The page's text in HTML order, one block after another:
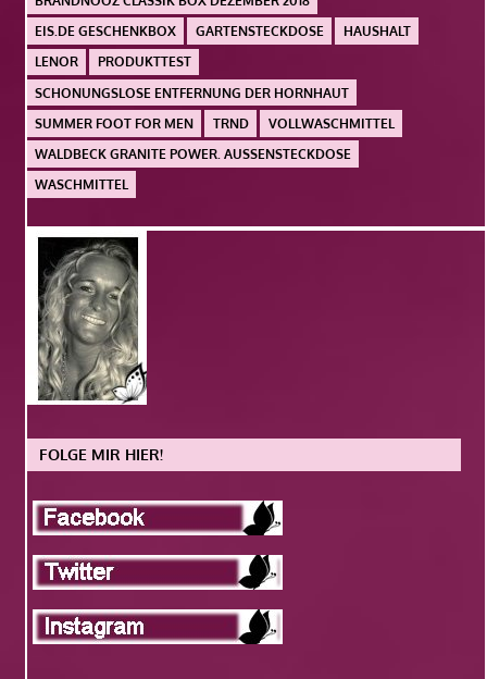
EIS.DE GESCHENKBOX
GARTENSTECKDOSE
HAUSHALT
LENOR
PRODUKTTEST
SCHONUNGSLOSE ENTFERNUNG DER HORNHAUT
SUMMER FOOT FOR MEN
TRND
VOLLWASCHMITTEL
WALDBECK GRANITE POWER. AUSSENSTECKDOSE
WASCHMITTEL
FOLGE MIR HIER!